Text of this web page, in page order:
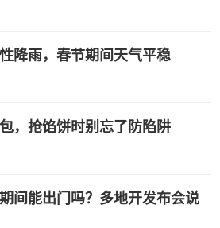
降雨，春节期间天气平稳
，抢馅饼时别忘了防陷阱
间能出门吗？多地开发布会说